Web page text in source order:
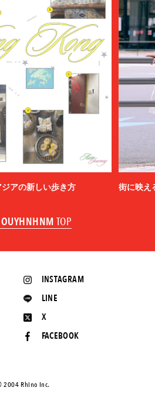
アの新しい歩き方 街に映え
TOP
INSTAGRAM
LINE
X
FACEBOOK
2004 Rhino Inc.